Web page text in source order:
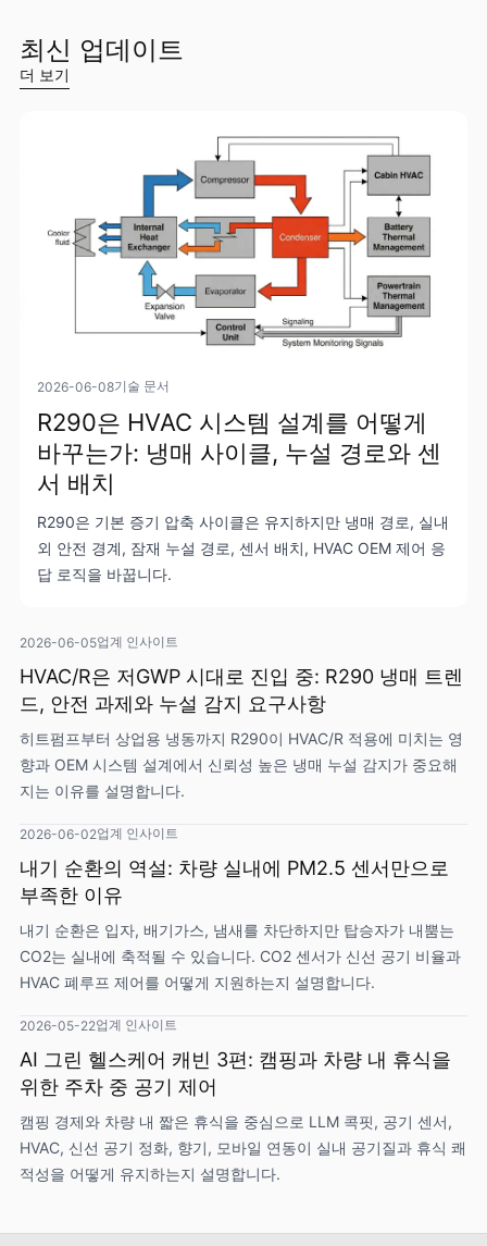
최신 업데이트
더 보기
2026-06-08기술 문서
R290은 HVAC 시스템 설계를 어떻게
바꾸는가: 냉매 사이클, 누설 경로와 센
서 배치
R290은 기본 증기 압축 사이클은 유지하지만 냉매 경로, 실내
외 안전 경계, 잠재 누설 경로, 센서 배치, HVAC OEM 제어 응
답 로직을 바꿉니다.
2026-06-05업계 인사이트
HVAC/R은 저GWP 시대로 진입 중: R290 냉매 트렌
드, 안전 과제와 누설 감지 요구사항
히트펌프부터 상업용 냉동까지 R290이 HVAC/R 적용에 미치는 영
향과 OEM 시스템 설계에서 신뢰성 높은 냉매 누설 감지가 중요해
지는 이유를 설명합니다.
2026-06-02업계 인사이트
내기 순환의 역설: 차량 실내에 PM2.5 센서만으로
부족한 이유
내기 순환은 입자, 배기가스, 냄새를 차단하지만 탑승자가 내뿜는
CO2는 실내에 축적될 수 있습니다. CO2 센서가 신선 공기 비율과
HVAC 폐루프 제어를 어떻게 지원하는지 설명합니다.
2026-05-22업계 인사이트
AI 그린 헬스케어 캐빈 3편: 캠핑과 차량 내 휴식을
위한 주차 중 공기 제어
캠핑 경제와 차량 내 짧은 휴식을 중심으로 LLM 콕핏, 공기 센서,
HVAC, 신선 공기 정화, 향기, 모바일 연동이 실내 공기질과 휴식 쾌
적성을 어떻게 유지하는지 설명합니다.